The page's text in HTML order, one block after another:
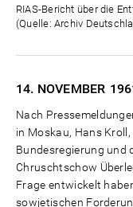
RIAS-Bericht über die
(Quelle: Archiv
14. NOVEMBER
Nach
in Moskau, Hans
Bundesregierung und
Chruschtschow
Frage entwickelt
sowjetischen